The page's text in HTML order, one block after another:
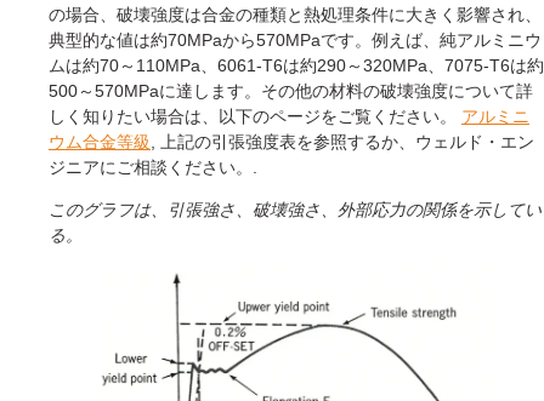
の場合、破壊強度は合金の種類と熱処理条件に大きく影響され、
典型的な値は約70MPaから570MPaです。例えば、純アルミニウ
ムは約70～110MPa、6061-T6は約290～320MPa、7075-T6は約
500～570MPaに達します。その他の材料の破壊強度について詳
しく知りたい場合は、以下のページをご覧ください。 アルミニ
ウム合金等級
, 上記の引張強度表を参照するか、ウェルド・エン
ジニアにご相談ください。.
このグラフは、引張強さ、破壊強さ、外部応力の関係を示してい
る。